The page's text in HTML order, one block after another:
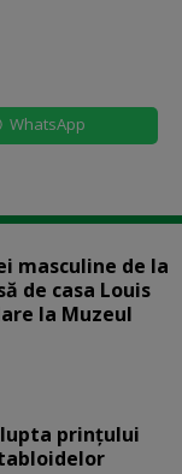
WhatsApp
masculine de la
de casa Louis
la Muzeul
lupta prinţului